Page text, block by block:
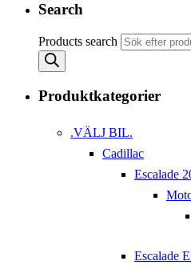
Search
Products search
Produktkategorier
.VÄLJ BIL.
Cadillac
Escalade
Escalade